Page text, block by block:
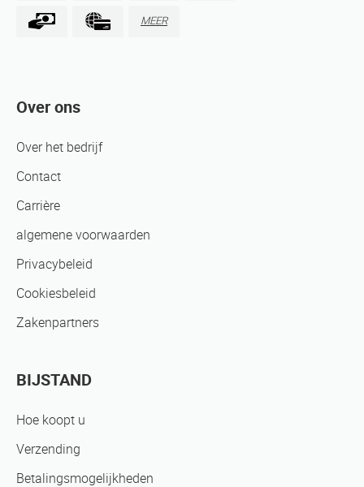
MEER
Over ons
Over het bedrijf
Contact
Carrière
algemene voorwaarden
Privacybeleid
Cookiesbeleid
Zakenpartners
BIJSTAND
Hoe koopt u
Verzending
Betalingsmogelijkheden